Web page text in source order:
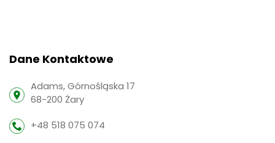
Dane Kontaktowe
Adams, Górnośląska 17
68-200 Żary
+48 518 075 074